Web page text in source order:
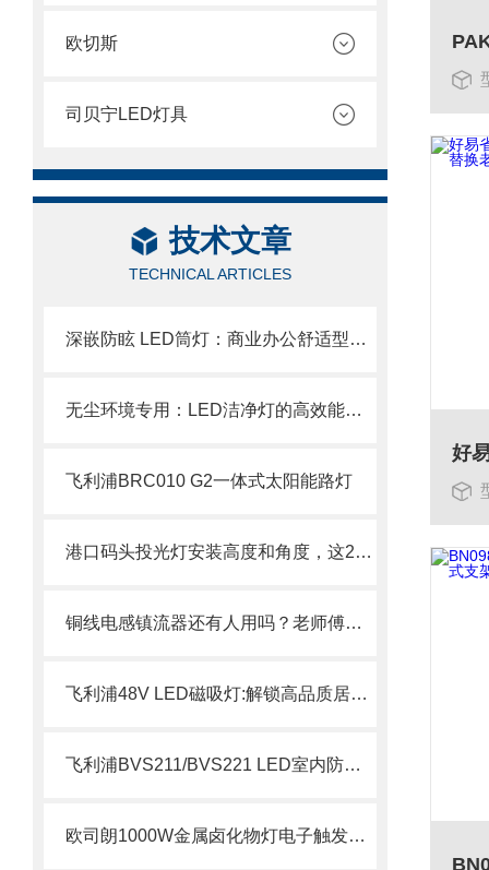
欧切斯
司贝宁LED灯具
技术文章
TECHNICAL ARTICLES
深嵌防眩 LED筒灯：商业办公舒适型嵌入式照明设备
无尘环境专用：LED洁净灯的高效能与长寿命特性
飞利浦BRC010 G2一体式太阳能路灯
港口码头投光灯安装高度和角度，这2个参数搞错等于白装
铜线电感镇流器还有人用吗？老师傅说出真相：这3个场景它依然是王！
飞利浦48V LED磁吸灯:解锁高品质居家光影新体验
飞利浦BVS211/BVS221 LED室内防眩球场灯
欧司朗1000W金属卤化物灯电子触发器应用范围分析